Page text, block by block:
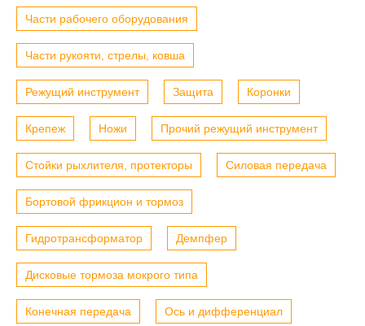
Части рабочего оборудования
Части рукояти, стрелы, ковша
Режущий инструмент Защита Коронки
Крепеж Ножи Прочий режущий инструмент
Стойки рыхлителя, протекторы Силовая передача
Бортовой фрикцион и тормоз
Гидротрансформатор Демпфер
Дисковые тормоза мокрого типа
Конечная передача Ось и дифференциал